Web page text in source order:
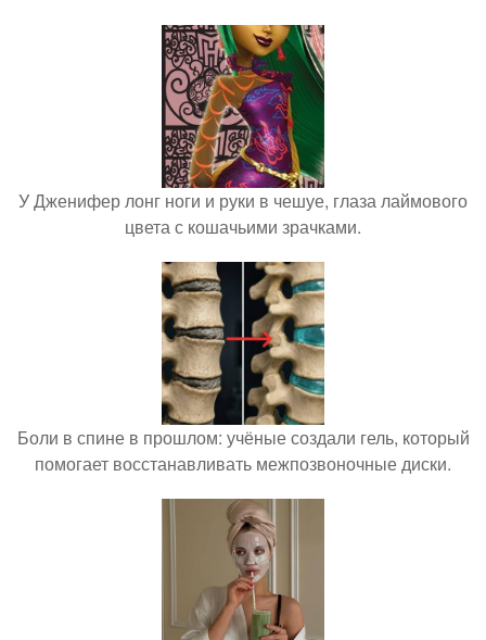
У Дженифер лонг ноги и руки в чешуе, глаза лаймового
цвета с кошачьими зрачками.
Боли в спине в прошлом: учёные создали гель, который
помогает восстанавливать межпозвоночные диски.